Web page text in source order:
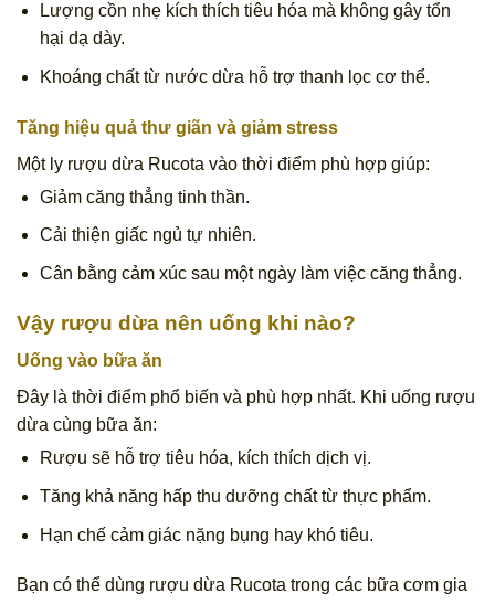
Lượng cồn nhẹ kích thích tiêu hóa mà không gây tổn
hại dạ dày.
Khoáng chất từ nước dừa hỗ trợ thanh lọc cơ thể.
Tăng hiệu quả thư giãn và giảm stress
Một ly rượu dừa Rucota vào thời điểm phù hợp giúp:
Giảm căng thẳng tinh thần.
Cải thiện giấc ngủ tự nhiên.
Cân bằng cảm xúc sau một ngày làm việc căng thẳng.
Vậy rượu dừa nên uống khi nào?
Uống vào bữa ăn
Đây là thời điểm phổ biến và phù hợp nhất. Khi uống rượu
dừa cùng bữa ăn:
Rượu sẽ hỗ trợ tiêu hóa, kích thích dịch vị.
Tăng khả năng hấp thu dưỡng chất từ thực phẩm.
Hạn chế cảm giác nặng bụng hay khó tiêu.
Bạn có thể dùng rượu dừa Rucota trong các bữa cơm gia